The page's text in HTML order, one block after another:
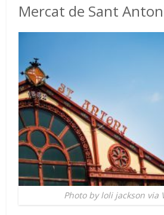
Mercat de Sant
Photo by loli jackson via